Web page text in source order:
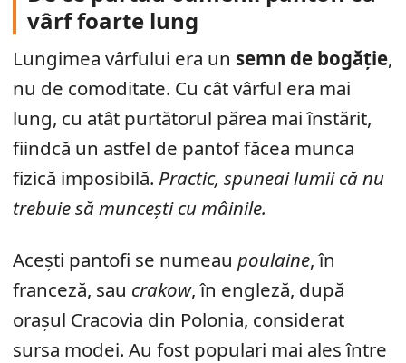
vârf foarte lung
Lungimea vârfului era un semn de bogăție,
nu de comoditate. Cu cât vârful era mai
lung, cu atât purtătorul părea mai înstărit,
fiindcă un astfel de pantof făcea munca
fizică imposibilă. Practic, spuneai lumii că nu
trebuie să muncești cu mâinile.
Acești pantofi se numeau poulaine, în
franceză, sau crakow, în engleză, după
orașul Cracovia din Polonia, considerat
sursa modei. Au fost populari mai ales între